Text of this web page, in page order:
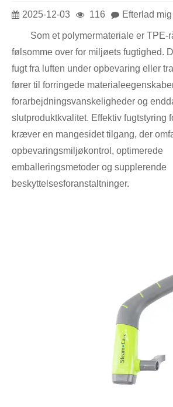
2025-12-03 116 Efterlad
Som et polymermateriale er TPE-
følsomme over for miljøets fugtighed.
fugt fra luften under opbevaring eller
fører til forringede
forarbejdningsvanskeligheder og
slutproduktkvalitet. Effektiv fugtstyring
kræver en mangesidet tilgang, der
opbevaringsmiljøkontrol, optimerede
emballeringsmetoder og supplerende
beskyttelsesforanstaltninger.